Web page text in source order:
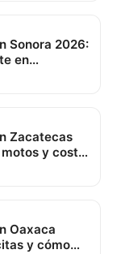
Sonora 2026:
en
Zacatecas
y costo
Oaxaca
y cómo